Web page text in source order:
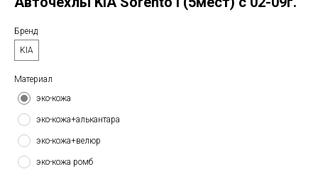
Бренд
KIA
Материал
эко-кожа
эко-кожа+алькантара
эко-кожа+велюр
эко-кожа ромб